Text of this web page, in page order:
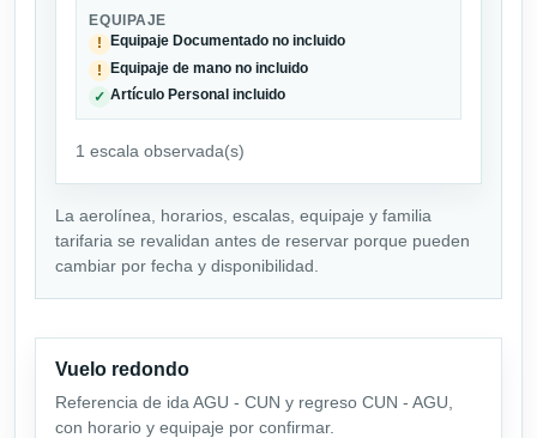
EQUIPAJE
!
Equipaje Documentado no incluido
! Equipaje de mano no incluido
✓ Artículo Personal incluido
1 escala observada(s)
La aerolínea, horarios, escalas, equipaje y familia
tarifaria se revalidan antes de reservar porque pueden
cambiar por fecha y disponibilidad.
Vuelo redondo
Referencia de ida AGU - CUN y regreso CUN - AGU,
con horario y equipaje por confirmar.